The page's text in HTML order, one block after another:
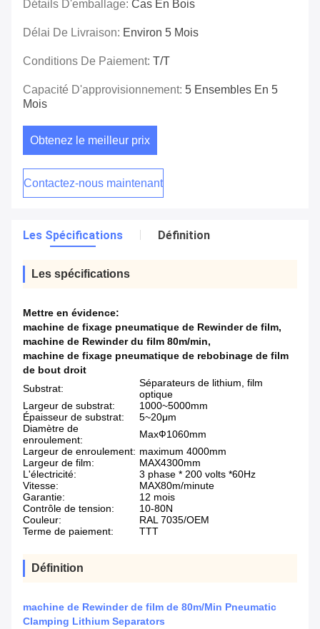
Détails D'emballage: Cas En Bois
Délai De Livraison: Environ 5 Mois
Conditions De Paiement: T/T
Capacité D'approvisionnement: 5 Ensembles En 5
Mois
Obtenez le meilleur prix
Contactez-nous maintenant
Les Spécifications Définition
Les spécifications
Mettre en évidence:
machine de fixage pneumatique de Rewinder de film,
machine de Rewinder du film 80m/min,
machine de fixage pneumatique de rebobinage de film
de bout droit
Substrat:
Séparateurs de lithium, film
optique
Largeur de substrat:
1000~5000mm
Épaisseur de substrat:
5~20μm
Diamètre de
enroulement:
MaxФ1060mm
Largeur de enroulement: maximum 4000mm
Largeur de film:
MAX4300mm
L'électricité:
3 phase * 200 volts *60Hz
Vitesse:
MAX80m/minute
Garantie:
12 mois
Contrôle de tension:
10-80N
Couleur:
RAL 7035/OEM
Terme de paiement:
TTT
Définition
machine de Rewinder de film de 80m/Min Pneumatic
Clamping Lithium Separators